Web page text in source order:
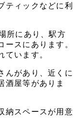
ティックなどに利
所にあり、駅方
ースにあります。
ています。
んがあり、近くに
酒屋等がありま
納スペースが用意